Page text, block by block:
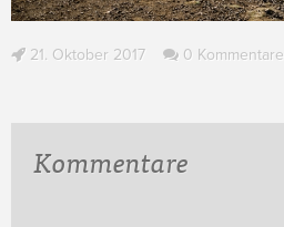
21. Oktober 2017 0 Kommentare
Kommentare